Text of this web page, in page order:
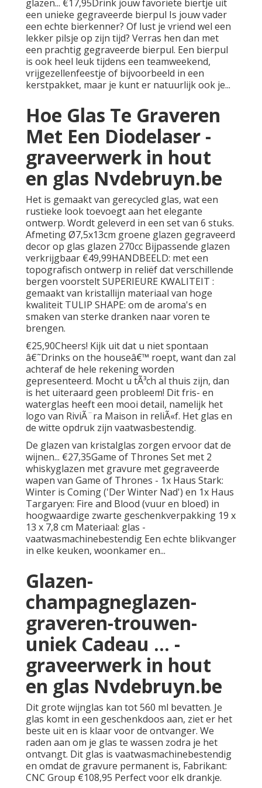
glazen... €17,95Drink jouw favoriete biertje uit
een unieke gegraveerde bierpul Is jouw vader
een echte bierkenner? Of lust je vriend wel een
lekker pilsje op zijn tijd? Verras hen dan met
een prachtig gegraveerde bierpul. Een bierpul
is ook heel leuk tijdens een teamweekend,
vrijgezellenfeestje of bijvoorbeeld in een
kerstpakket, maar je kunt er natuurlijk ook je...
Hoe Glas Te Graveren
Met Een Diodelaser -
graveerwerk in hout
en glas Nvdebruyn.be
Het is gemaakt van gerecycled glas, wat een
rustieke look toevoegt aan het elegante
ontwerp. Wordt geleverd in een set van 6 stuks.
Afmeting Ø7,5x13cm groene glazen gegraveerd
decor op glas glazen 270cc Bijpassende glazen
verkrijgbaar €49,99HANDBEELD: met een
topografisch ontwerp in reliëf dat verschillende
bergen voorstelt SUPERIEURE KWALITEIT :
gemaakt van kristallijn materiaal van hoge
kwaliteit TULIP SHAPE: om de aroma's en
smaken van sterke dranken naar voren te
brengen.
€25,90Cheers! Kijk uit dat u niet spontaan
â€˜Drinks on the houseâ€™ roept, want dan zal
achteraf de hele rekening worden
gepresenteerd. Mocht u tÃ³ch al thuis zijn, dan
is het uiteraard geen probleem! Dit fris- en
waterglas heeft een mooi detail, namelijk het
logo van RiviÃ¨ra Maison in reliÃ«f. Het glas en
de witte opdruk zijn vaatwasbestendig.
De glazen van kristalglas zorgen ervoor dat de
wijnen... €27,35Game of Thrones Set met 2
whiskyglazen met gravure met gegraveerde
wapen van Game of Thrones - 1x Haus Stark:
Winter is Coming ('Der Winter Nad') en 1x Haus
Targaryen: Fire and Blood (vuur en bloed) in
hoogwaardige zwarte geschenkverpakking 19 x
13 x 7,8 cm Materiaal: glas -
vaatwasmachinebestendig Een echte blikvanger
in elke keuken, woonkamer en...
Glazen-
champagneglazen-
graveren-trouwen-
uniek Cadeau ... -
graveerwerk in hout
en glas Nvdebruyn.be
Dit grote wijnglas kan tot 560 ml bevatten. Je
glas komt in een geschenkdoos aan, ziet er het
beste uit en is klaar voor de ontvanger. We
raden aan om je glas te wassen zodra je het
ontvangt. Dit glas is vaatwasmachinebestendig
en omdat de gravure permanent is, Fabrikant:
CNC Group €108,95 Perfect voor elk drankje.